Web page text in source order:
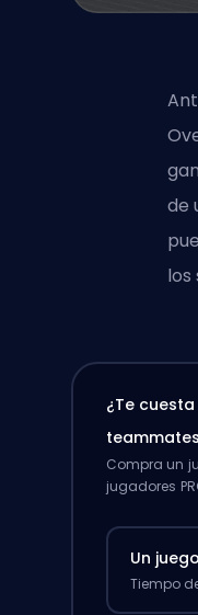
de
los
¿Te
Compra un
jugadores
Un
Tiempo